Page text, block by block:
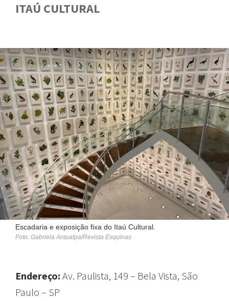
ITAÚ CULTURAL
Escadaria e exposição fixa do Itaú Cultural.
Foto: Gabriela Antualpa/Revista Esquinas
Endereço: Av. Paulista, 149 – Bela Vista, São
Paulo – SP